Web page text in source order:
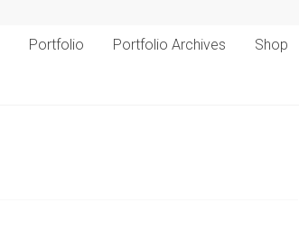
Portfolio Portfolio Archives Shop